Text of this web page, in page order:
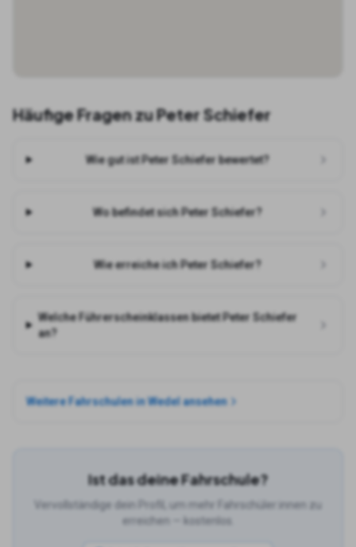
Häufige Fragen zuPeter Schiefer
Wie gut ist Peter Schiefer bewertet?
Wo befindet sich Peter Schiefer?
Wie erreiche ich Peter Schiefer?
Welche Führerscheinklassen bietet Peter Schiefer
an?
Weitere Fahrschulen in Wedelansehen
Ist das deine Fahrschule?
Vervollständige dein Profil, um mehr Fahrschüler:innen zu
erreichen — kostenlos.